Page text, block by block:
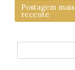
Postagem mais
recente